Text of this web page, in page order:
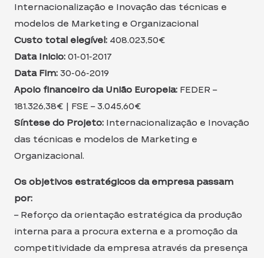
Internacionalização e Inovação das técnicas e
modelos de Marketing e Organizacional
Custo total elegível: 408.023,50€
Data Inicio:01-01-2017
Data Fim:30-06-2019
Apoio financeiro da União Europeia: FEDER –
181.326,38€ | FSE – 3.045,60€
Síntese do Projeto: Internacionalização e Inovação
das técnicas e modelos de Marketing e
Organizacional.
Os objetivos estratégicos da empresa passam
por:
– Reforço da orientação estratégica da produção
interna para a procura externa e a promoção da
competitividade da empresa através da presença